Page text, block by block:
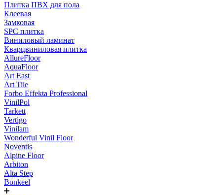
Плитка ПВХ для пола
Клеевая
Замковая
SPC плитка
Виниловый ламинат
Кварцвиниловая плитка
AllureFloor
AquaFloor
Art East
Art Tile
Forbo Effekta Professional
VinilPol
Tarkett
Vertigo
Vinilam
Wonderful Vinil Floor
Noventis
Alpine Floor
Arbiton
Alta Step
Bonkeel